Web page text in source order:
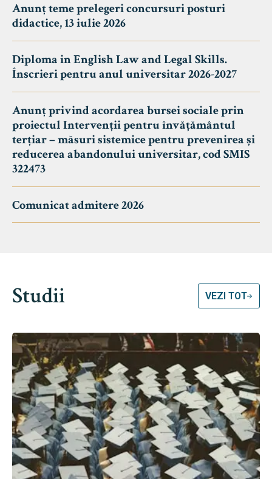
Anunț teme prelegeri concursuri posturi
didactice, 13 iulie 2026
Diploma in English Law and Legal Skills.
Înscrieri pentru anul universitar 2026-2027
Anunț privind acordarea bursei sociale prin
proiectul Intervenții pentru învățământul
terțiar – măsuri sistemice pentru prevenirea și
reducerea abandonului universitar, cod SMIS
322473
Comunicat admitere 2026
Studii VEZI TOT